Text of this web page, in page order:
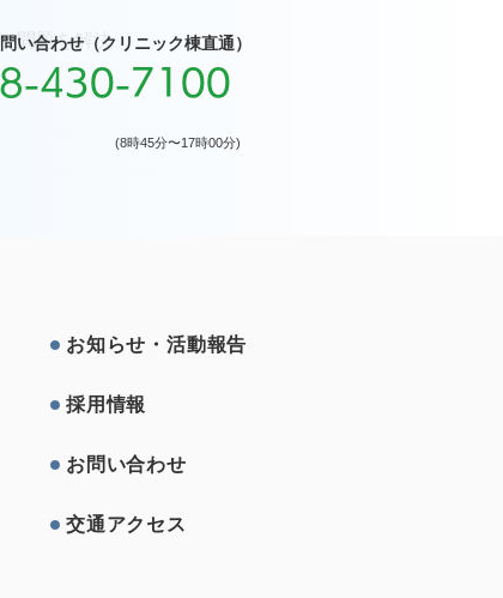
問題を解決
い合わせ（クリニック棟直通）
430-7100
(8時45分〜17時00分)
お知らせ・活動報告
採⽤情報
お問い合わせ
交通アクセス